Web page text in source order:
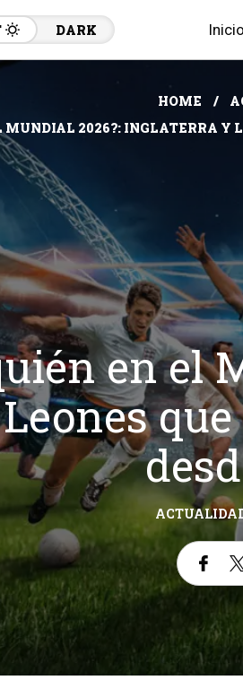
DARK Inicio
HOME
MUNDIAL 2026?: INGLATERRA Y
en el